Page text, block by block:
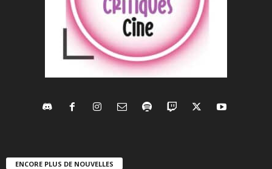
ENCORE PLUS DE NOUVELLES